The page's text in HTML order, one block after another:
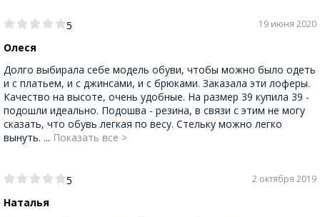
5
Олеся
19 июня 2020
Долго выбирала себе модель обуви, чтобы можно было одеть
и с платьем, и с джинсами, и с брюками. Заказала эти лоферы.
Качество на высоте, очень удобные. На размер 39 купила 39 -
подошли идеально. Подошва - резина, в связи с этим не могу
сказать, что обувь легкая по весу. Стельку можно легко
вынуть. ... Показать все >
5
Наталья
2 октября 2019